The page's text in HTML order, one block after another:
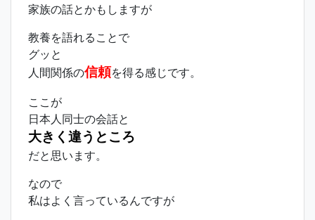
家族の話とかもしますが
教養を語れることで
グッと
人間関係の信頼を得る感じです。
ここが
日本人同士の会話と
大きく違うところ
だと思います。
なので
私はよく言っているんですが